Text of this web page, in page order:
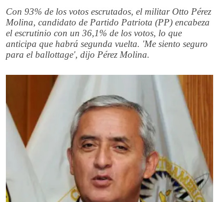
Con 93% de los votos escrutados, el militar Otto Pérez
Molina, candidato de Partido Patriota (PP) encabeza
el escrutinio con un 36,1% de los votos, lo que
anticipa que habrá segunda vuelta. 'Me siento seguro
para el ballottage', dijo Pérez Molina.